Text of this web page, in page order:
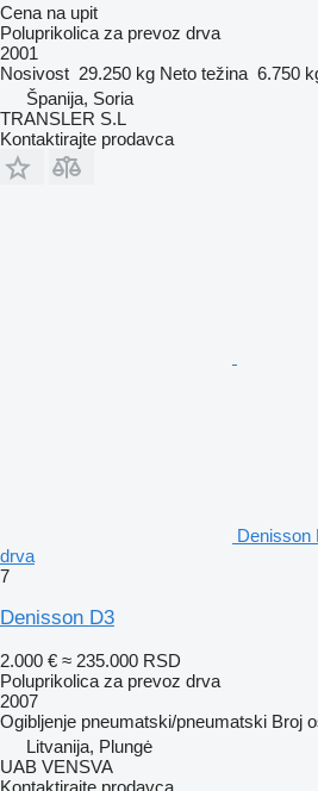
Cena na upit
Poluprikolica za prevoz drva
2001
Nosivost 29.250 kg Neto težina 6.750
Španija, Soria
TRANSLER S.L
Kontaktirajte prodavca
Denisson
drva
7
Denisson D3
2.000 € ≈ 235.000 RSD
Poluprikolica za prevoz drva
2007
Ogibljenje pneumatski/pneumatski Broj
Litvanija, Plungė
UAB VENSVA
Kontaktirajte prodavca